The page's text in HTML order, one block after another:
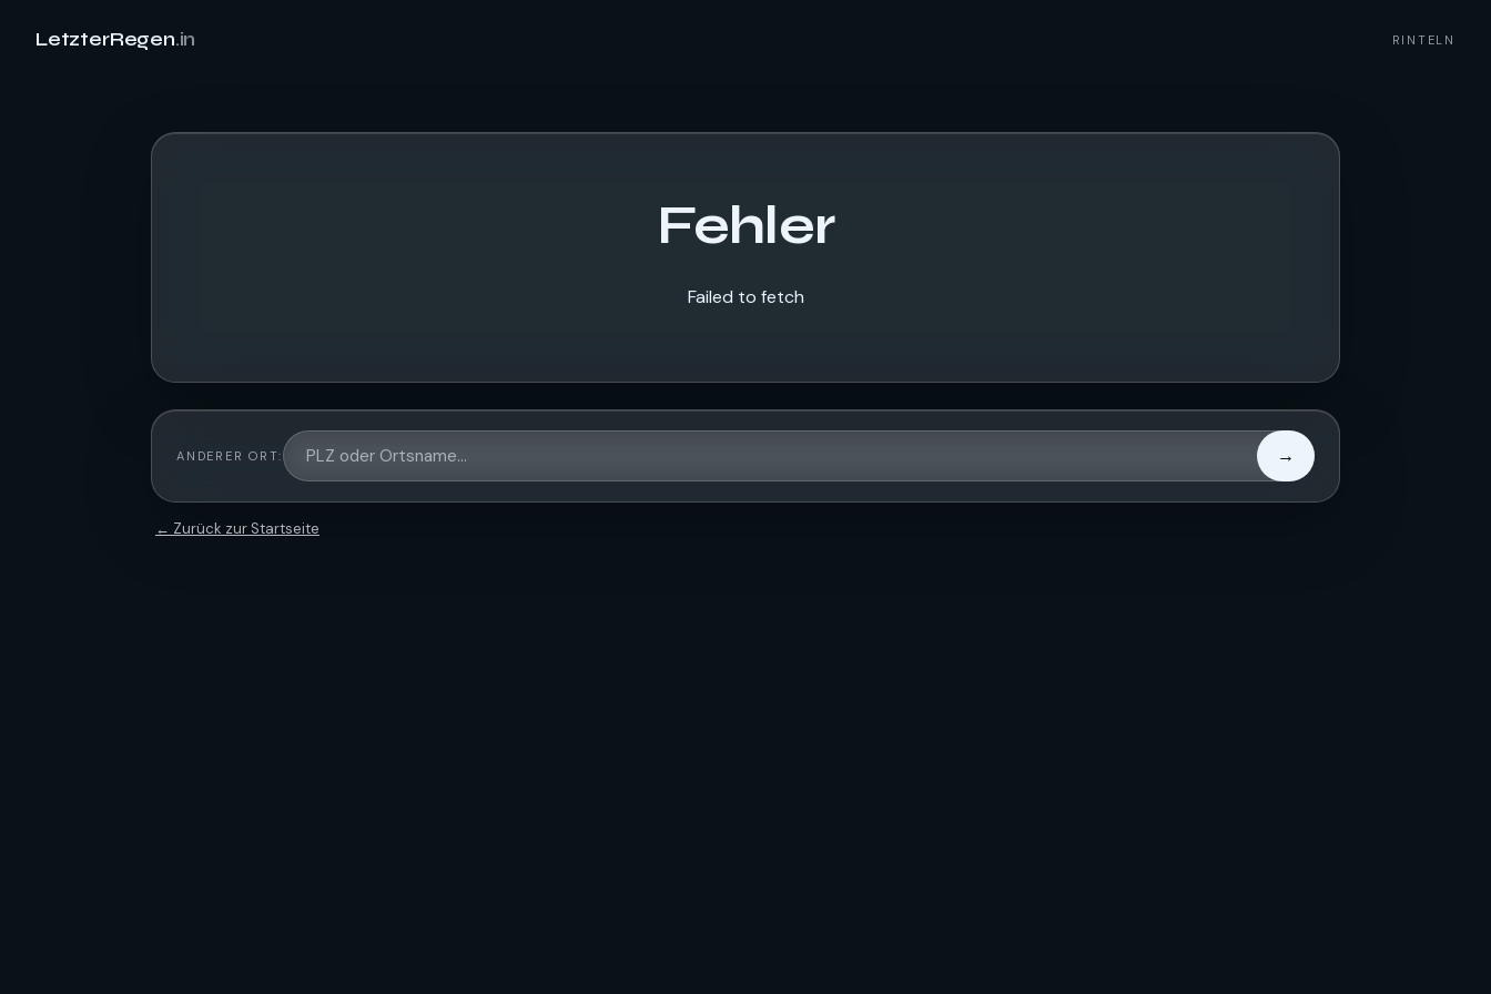
LetzterRegen.in RINTELN
Fehler
Failed to fetch
ANDERER ORT: →
← Zurück zur Startseite